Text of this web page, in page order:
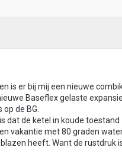
is er bij mij een nieuwe
Baseflex gelaste
de BG.
dat de ketel in koude
vakantie met 80 graden
heeft. Want de rustdruk